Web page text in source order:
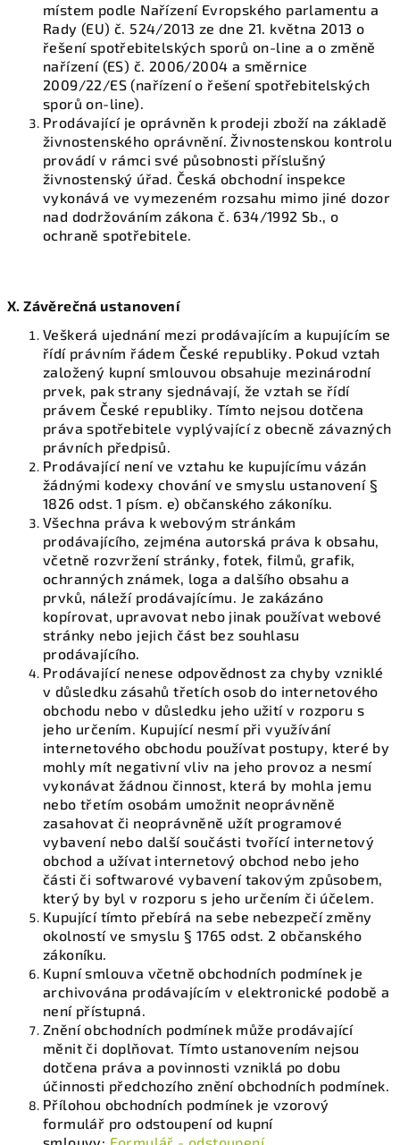
místem podle Nařízení Evropského parlamentu a
Rady (EU) č. 524/2013 ze dne 21. května 2013 o
řešení spotřebitelských sporů on-line a o změně
nařízení (ES) č. 2006/2004 a směrnice
2009/22/ES (nařízení o řešení spotřebitelských
sporů on-line).
Prodávající je oprávněn k prodeji zboží na základě
živnostenského oprávnění. Živnostenskou kontrolu
provádí v rámci své působnosti příslušný
živnostenský úřad. Česká obchodní inspekce
vykonává ve vymezeném rozsahu mimo jiné dozor
nad dodržováním zákona č. 634/1992 Sb., o
ochraně spotřebitele.
X. Závěrečná ustanovení
Veškerá ujednání mezi prodávajícím a kupujícím se
řídí právním řádem České republiky. Pokud vztah
založený kupní smlouvou obsahuje mezinárodní
prvek, pak strany sjednávají, že vztah se řídí
právem České republiky. Tímto nejsou dotčena
práva spotřebitele vyplývající z obecně závazných
právních předpisů.
Prodávající není ve vztahu ke kupujícímu vázán
žádnými kodexy chování ve smyslu ustanovení §
1826 odst. 1 písm. e) občanského zákoníku.
Všechna práva k webovým stránkám
prodávajícího, zejména autorská práva k obsahu,
včetně rozvržení stránky, fotek, filmů, grafik,
ochranných známek, loga a dalšího obsahu a
prvků, náleží prodávajícímu. Je zakázáno
kopírovat, upravovat nebo jinak používat webové
stránky nebo jejich část bez souhlasu
prodávajícího.
Prodávající nenese odpovědnost za chyby vzniklé
v důsledku zásahů třetích osob do internetového
obchodu nebo v důsledku jeho užití v rozporu s
jeho určením. Kupující nesmí při využívání
internetového obchodu používat postupy, které by
mohly mít negativní vliv na jeho provoz a nesmí
vykonávat žádnou činnost, která by mohla jemu
nebo třetím osobám umožnit neoprávněně
zasahovat či neoprávněně užít programové
vybavení nebo další součásti tvořící internetový
obchod a užívat internetový obchod nebo jeho
části či softwarové vybavení takovým způsobem,
který by byl v rozporu s jeho určením či účelem.
Kupující tímto přebírá na sebe nebezpečí změny
okolností ve smyslu § 1765 odst. 2 občanského
zákoníku.
Kupní smlouva včetně obchodních podmínek je
archivována prodávajícím v elektronické podobě a
není přístupná.
Znění obchodních podmínek může prodávající
měnit či doplňovat. Tímto ustanovením nejsou
dotčena práva a povinnosti vzniklá po dobu
účinnosti předchozího znění obchodních podmínek.
Přílohou obchodních podmínek je vzorový
formulář pro odstoupení od kupní